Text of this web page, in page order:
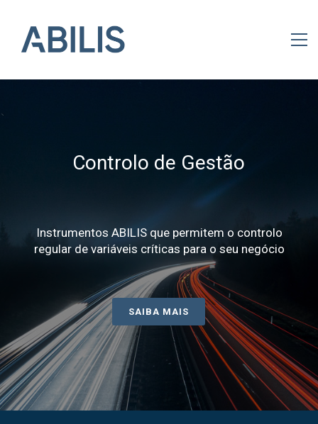
Controlo de Gestão
SAIBA MAIS
Instrumentos ABILIS que permitem o controlo
regular de variáveis críticas para o seu negócio